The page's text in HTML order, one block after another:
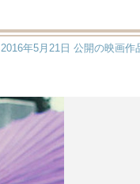
2016年5月21日 公開の映画作